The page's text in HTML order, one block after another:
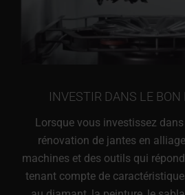
INVESTIR DANS LE
Lorsque vous investissez
rénovation de jantes en
machines et des outils qui
tenant compte de